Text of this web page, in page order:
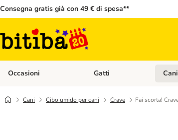
Consegna gratis già con 49 € di spesa**
Occasioni Apri Menù Categoria: Occasioni
Gatti Apri
Cani
Cani Cibo umido per cani Crave Fai scorta!